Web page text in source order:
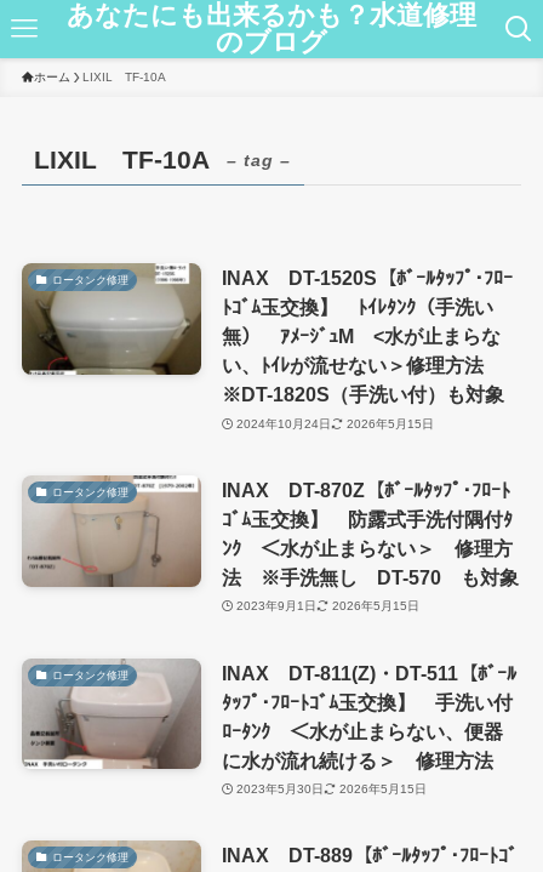
あなたにも出来るかも？水道修理
のブログ
ホーム LIXIL TF-10A
LIXIL TF-10A – tag –
ロータンク修理
INAX DT-1520S【ﾎﾞｰﾙﾀｯﾌﾟ･ﾌﾛｰ
ﾄｺﾞﾑ玉交換】 ﾄｲﾚﾀﾝｸ（手洗い
無） ｱﾒｰｼﾞｭM <水が止まらな
い、ﾄｲﾚが流せない＞修理方法
※DT-1820S（手洗い付）も対象
2024年10月24日 2026年5月15日
ロータンク修理
INAX DT-870Z【ﾎﾞｰﾙﾀｯﾌﾟ･ﾌﾛｰﾄ
ｺﾞﾑ玉交換】 防露式手洗付隅付ﾀ
ﾝｸ ＜水が止まらない＞ 修理方
法 ※手洗無し DT-570 も対象
2023年9月1日 2026年5月15日
ロータンク修理
INAX DT-811(Z)・DT-511【ﾎﾞｰﾙ
ﾀｯﾌﾟ･ﾌﾛｰﾄｺﾞﾑ玉交換】 手洗い付
ﾛｰﾀﾝｸ ＜水が止まらない、便器
に水が流れ続ける＞ 修理方法
2023年5月30日 2026年5月15日
ロータンク修理
INAX DT-889【ﾎﾞｰﾙﾀｯﾌﾟ･ﾌﾛｰﾄｺﾞ